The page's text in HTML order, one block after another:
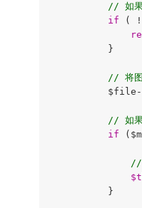
// 如果
if ( !
          }
// 将图
// 如果
if
//
          }